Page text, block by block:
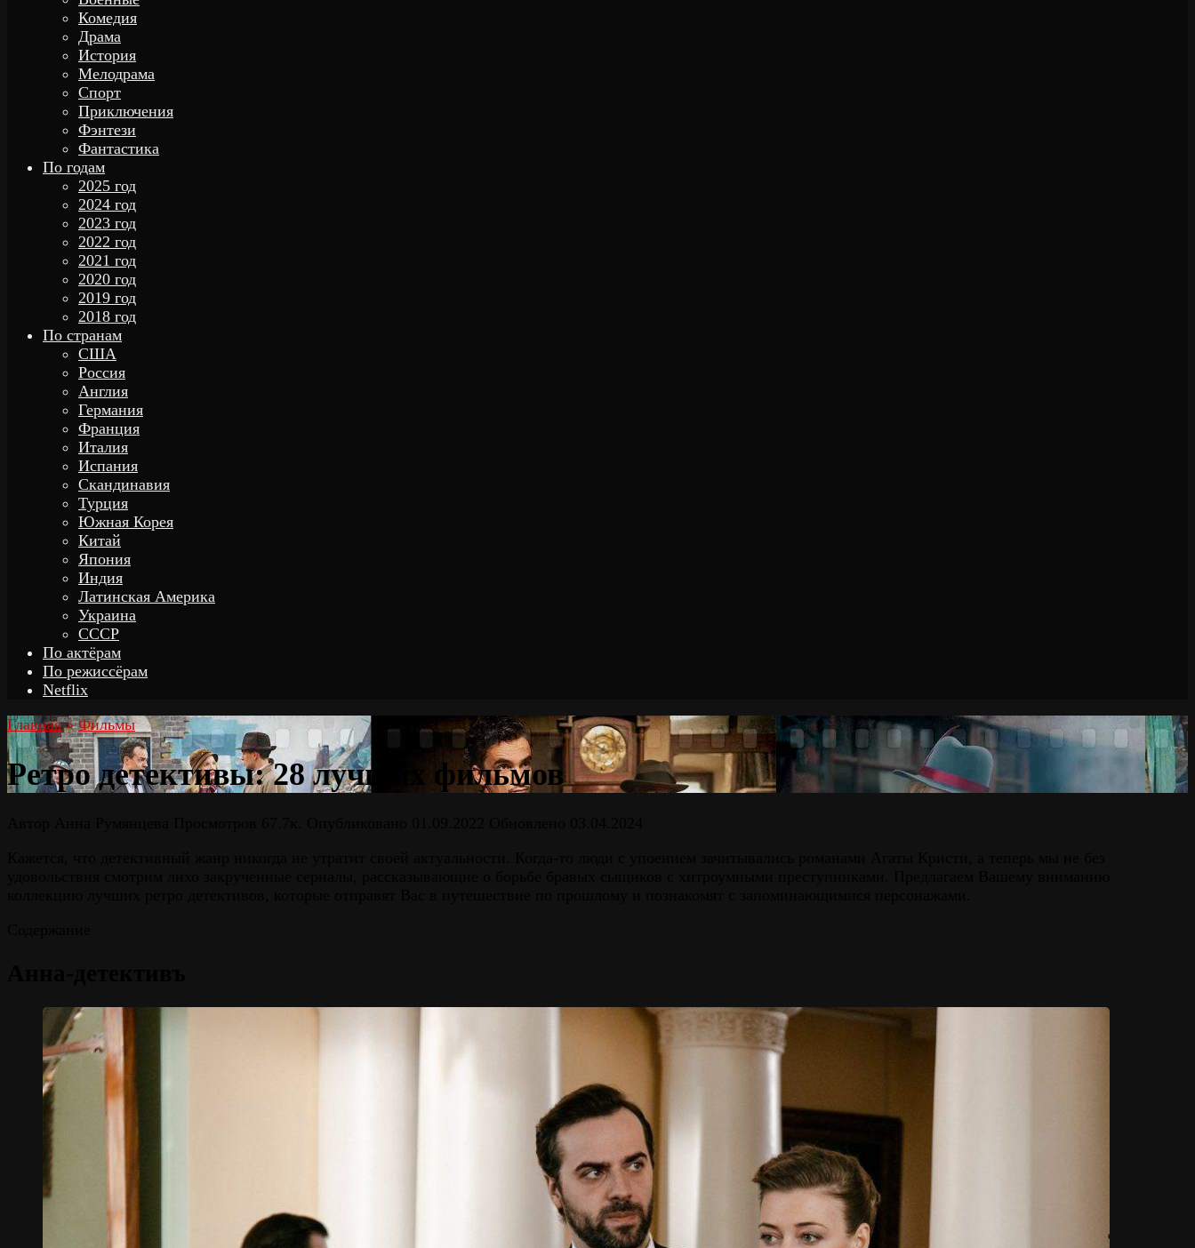
Комедия
Драма
История
Мелодрама
Спорт
Приключения
Фэнтези
Фантастика
По годам
2025 год
2024 год
2023 год
2022 год
2021 год
2020 год
2019 год
2018 год
По странам
США
Россия
Англия
Германия
Франция
Италия
Испания
Скандинавия
Турция
Южная Корея
Китай
Япония
Индия
Латинская Америка
Украина
СССР
По актёрам
По режиссёрам
Netflix
Главная » Фильмы
Ретро детективы: 28 лучших фильмов